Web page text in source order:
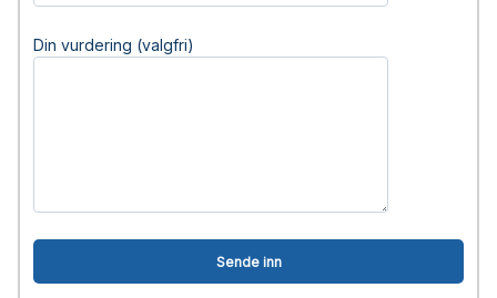
Din vurdering (valgfri)